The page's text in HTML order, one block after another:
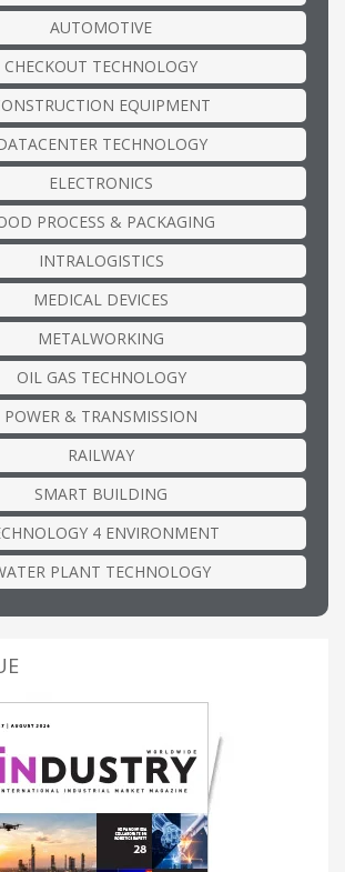
AUTOMOTIVE
CHECKOUT TECHNOLOGY
EQUIPMENT
TECHNOLOGY
ELECTRONICS
PROCESS & PACKAGING
INTRALOGISTICS
MEDICAL DEVICES
METALWORKING
OIL GAS TECHNOLOGY
POWER & TRANSMISSION
RAILWAY
SMART BUILDING
4 ENVIRONMENT
PLANT TECHNOLOGY